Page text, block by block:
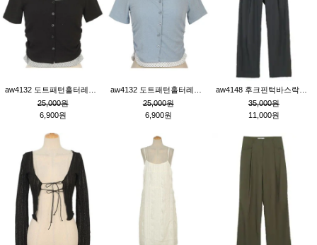
25,000원
6,900원
25,000원
6,900원
35,000원
11,000원